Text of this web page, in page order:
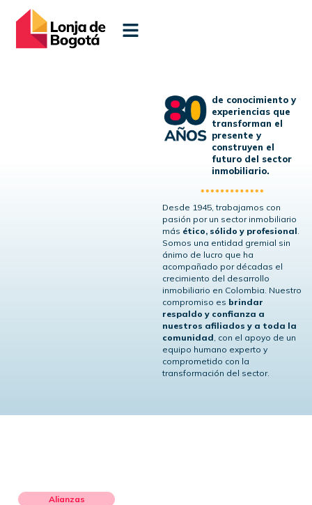
de conocimiento y
experiencias que
transforman el
presente y
construyen el
futuro del sector
inmobiliario.
Desde 1945, trabajamos con
pasión por un sector inmobiliario
más ético, sólido y profesional
Somos una entidad gremial sin
ánimo de lucro que ha
acompañado por décadas el
crecimiento del desarrollo
inmobiliario en Colombia. Nuestro
compromiso es brindar
respaldo y confianza a
nuestros afiliados y a toda la
comunidad , con el apoyo de un
equipo humano experto y
comprometido con la
transformación del sector.
Alianzas